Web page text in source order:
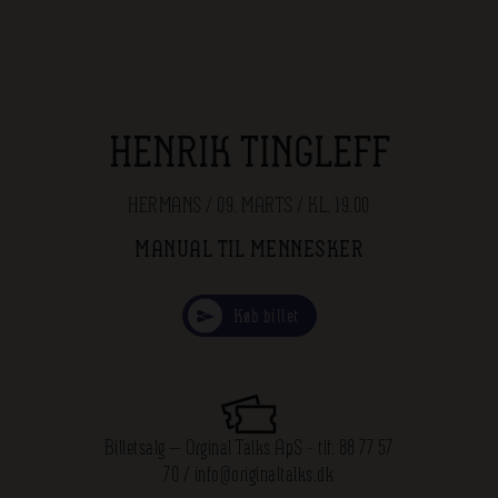
HENRIK TINGLEFF
HERMANS / 09. MARTS / KL. 19.00
MANUAL TIL MENNESKER
Billetsalg — Orginal Talks ApS - tlf. 88 77 57
70 / info@originaltalks.dk